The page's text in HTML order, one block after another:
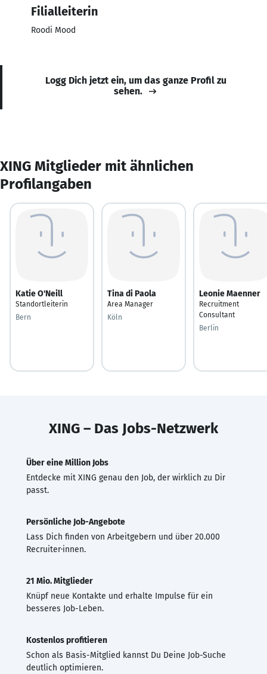
Filialleiterin
Roodi Mood
Logg Dich jetzt ein, um das ganze Profil zu
sehen.
XING Mitglieder mit ähnlichen
Profilangaben
Katie O'Neill
Standortleiterin
Bern
Tina di Paola
Area Manager
Köln
Leonie Maenner
Recruitment
Consultant
Berlin
XING – Das Jobs-Netzwerk
Über eine Million Jobs
Entdecke mit XING genau den Job, der wirklich zu Dir
passt.
Persönliche Job-Angebote
Lass Dich finden von Arbeitgebern und über 20.000
Recruiter·innen.
21 Mio. Mitglieder
Knüpf neue Kontakte und erhalte Impulse für ein
besseres Job-Leben.
Kostenlos profitieren
Schon als Basis-Mitglied kannst Du Deine Job-Suche
deutlich optimieren.